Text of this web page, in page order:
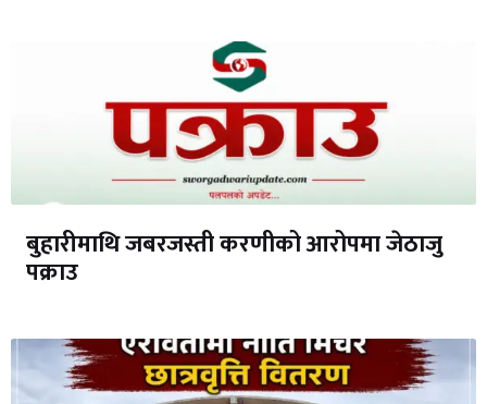
बुहारीमाथि जबरजस्ती करणीको आरोपमा जेठाजु
पक्राउ